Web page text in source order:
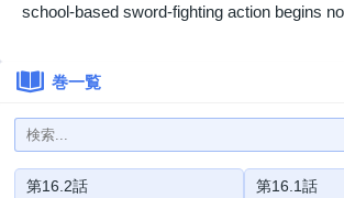
school-based sword-fighting action begins
巻一覧
第16.2話 第16.1話